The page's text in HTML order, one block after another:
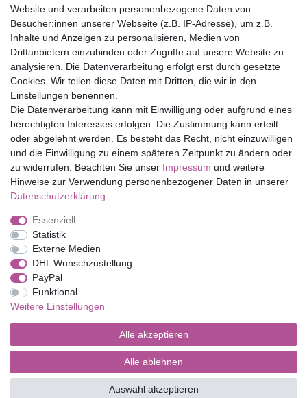
Versandfrei ab 75 € in Deutschland
Top Marken
Eduplay
Folia Bringmann
Shop
Mein Konto
Service
Versandkosten
Impressum
Barrierefreiheitserklärung
Vertrag widerrufen
Website und verarbeiten personenbezogene Daten von
Besucher:innen unserer Webseite (z.B. IP-Adresse), um z.B.
Inhalte und Anzeigen zu personalisieren, Medien von
Drittanbietern einzubinden oder Zugriffe auf unsere Website zu
analysieren. Die Datenverarbeitung erfolgt erst durch gesetzte
Cookies. Wir teilen diese Daten mit Dritten, die wir in den
Einstellungen benennen.
Die Datenverarbeitung kann mit Einwilligung oder aufgrund eines
berechtigten Interesses erfolgen. Die Zustimmung kann erteilt
oder abgelehnt werden. Es besteht das Recht, nicht einzuwilligen
und die Einwilligung zu einem späteren Zeitpunkt zu ändern oder
zu widerrufen. Beachten Sie unser Impressum und weitere
Hinweise zur Verwendung personenbezogener Daten in unserer
Daten­schutz­erklärung
Essenziell
Statistik
Externe Medien
DHL Wunschzustellung
PayPal
Funktional
Weitere Einstellungen
Alle akzeptieren
Alle ablehnen
Auswahl akzeptieren